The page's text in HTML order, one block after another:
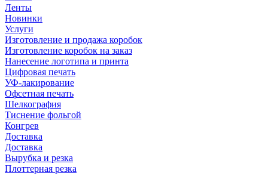
Ленты
Новинки
Услуги
Изготовление и продажа коробок
Изготовление коробок на заказ
Нанесение логотипа и принта
Цифровая печать
УФ-лакирование
Офсетная печать
Шелкография
Тиснение фольгой
Конгрев
Доставка
Доставка
Вырубка и резка
Плоттерная резка